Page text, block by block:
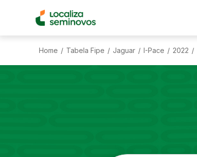
Home / Tabela Fipe / Jaguar / I-Pace / 2022 /